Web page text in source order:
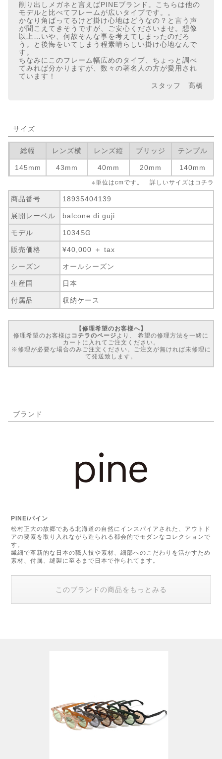
削り出しメガネと言えばPINEブランド。こちらは他の
モデルと比べてフレームが広いタイプです。。
かなり角ばってるけど掛け心地はどうなの？と言う声
が聞こえてきそうですが、ご安心くださいませ。想像
以上…いや、何故そんな事を考えてしまったのだろ
う。と後悔をいてしまう程素晴らしい掛け心地なんで
す。
ちなみにこのフレーム幅広めのタイプ、ちょっと調べ
てみれば分かりますが、数々の著名人の方が愛用され
ています！
スタッフ 髙橋
サイズ
総幅 レンズ横 レンズ縦 ブリッジ テンプル
145mm 43mm 40mm 20mm 140mm
※単位はcmです。 詳しいサイズは コチラ
商品番号 18935404139
展開レーベル balcone di guji
モデル 1034SG
販売価格 ¥40,000 ＋ tax
シーズン オールシーズン
生産国 日本
付属品 収納ケース
【修理希望のお客様へ】
修理希望のお客様は コチラのページ より、 希望の修理方法を一緒に
カートに入れてご注文ください。
※修理が必要な場合のみご注文ください。ご注文が無ければ未修理に
て発送致します。
ブランド
PINE/パイン
松村正大の故郷である北海道の自然にインスパイアされた、アウトド
アの要素を取り入れながら造られる都会的でモダンなコレクションで
す。
繊細で革新的な日本の職人技や素材、細部へのこだわりを活かすため
素材、付属、縫製に至るまで日本で作られてます。
このブランドの商品をもっとみる